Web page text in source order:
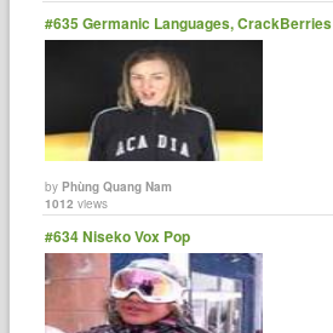
#635 Germanic Languages, CrackBerries
byPhùng Quang Nam
1012 views
#634 Niseko Vox Pop